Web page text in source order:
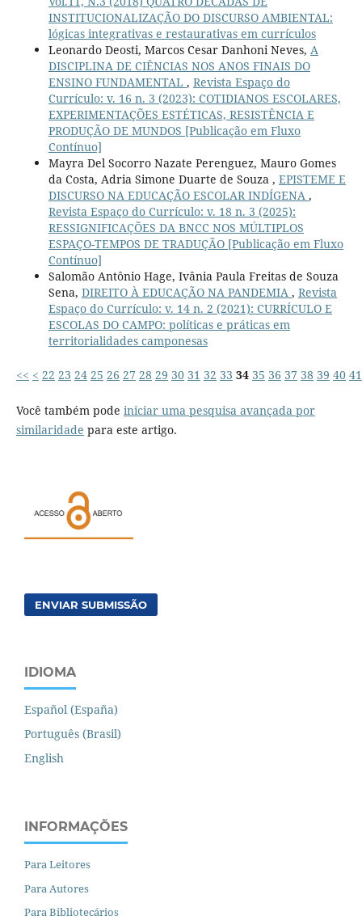
INSTITUCIONALIZAÇÃO DO DISCURSO AMBIENTAL:
lógicas integrativas e restaurativas em currículos
Leonardo Deosti, Marcos Cesar Danhoni Neves, A
DISCIPLINA DE CIÊNCIAS NOS ANOS FINAIS DO
ENSINO FUNDAMENTAL , Revista Espaço do
Currículo: v. 16 n. 3 (2023): COTIDIANOS ESCOLARES,
EXPERIMENTAÇÕES ESTÉTICAS, RESISTÊNCIA E
PRODUÇÃO DE MUNDOS [Publicação em Fluxo
Contínuo]
Mayra Del Socorro Nazate Perenguez, Mauro Gomes
da Costa, Adria Simone Duarte de Souza , EPISTEME E
DISCURSO NA EDUCAÇÃO ESCOLAR INDÍGENA ,
Revista Espaço do Currículo: v. 18 n. 3 (2025):
RESSIGNIFICAÇÕES DA BNCC NOS MÚLTIPLOS
ESPAÇO-TEMPOS DE TRADUÇÃO [Publicação em Fluxo
Contínuo]
Salomão Antônio Hage, Ivânia Paula Freitas de Souza
Sena, DIREITO À EDUCAÇÃO NA PANDEMIA , Revista
Espaço do Currículo: v. 14 n. 2 (2021): CURRÍCULO E
ESCOLAS DO CAMPO: políticas e práticas em
territorialidades camponesas
<< < 22 23 24 25 26 27 28 29 30 31 32 33 34 35 36 37 38 39 40 41
Você também pode iniciar uma pesquisa avançada por
similaridade para este artigo.
ENVIAR SUBMISSÃO
IDIOMA
Español (España)
Português (Brasil)
English
INFORMAÇÕES
Para Leitores
Para Autores
Para Bibliotecários